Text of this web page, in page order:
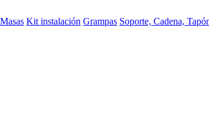
Masas Kit instalación Grampas Soporte, Cadena,